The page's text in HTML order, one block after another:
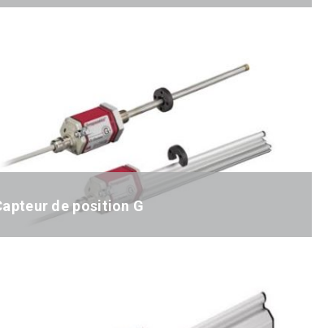
de position G